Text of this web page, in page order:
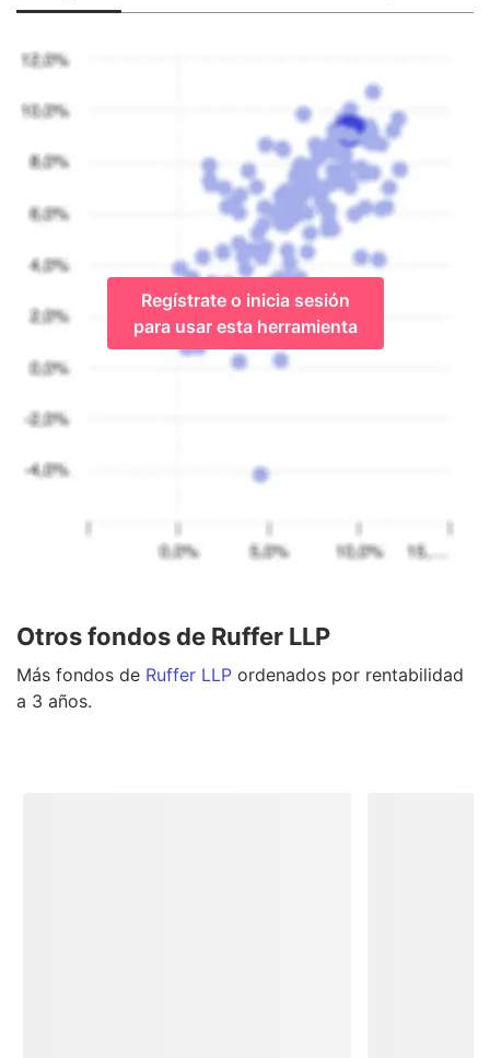
Regístrate o inicia sesión
para usar esta herramienta
Otros fondos de Ruffer LLP
Más fondos de Ruffer LLP ordenados por rentabilidad
a 3 años.